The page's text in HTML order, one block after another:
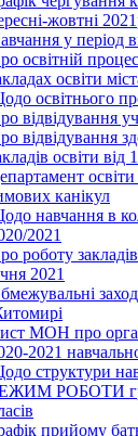
жовтні
у період
освітній
освіти
освітнього
відвідування
відвідування
освіти від
канікул
навчання в
2021
роботу
2021
МОН про
2021
структури
РОБОТИ
прийому